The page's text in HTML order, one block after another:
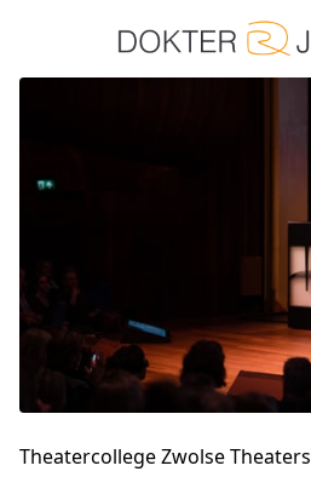
Theatercollege Zwolse Theaters